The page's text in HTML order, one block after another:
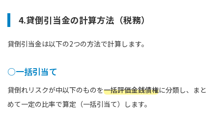
4.貸倒引当金の計算方法（税務）
貸倒引当金は以下の2つの方法で計算します。
○一括引当て
貸倒れリスクが中以下のものを一括評価金銭債権に分類し、まと
めて一定の比率で算定（一括引当て）します。